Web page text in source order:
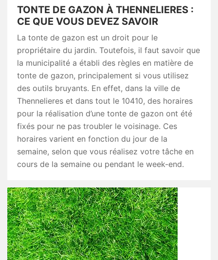
TONTE DE GAZON À THENNELIERES :
CE QUE VOUS DEVEZ SAVOIR
La tonte de gazon est un droit pour le
propriétaire du jardin. Toutefois, il faut savoir que
la municipalité a établi des règles en matière de
tonte de gazon, principalement si vous utilisez
des outils bruyants. En effet, dans la ville de
Thennelieres et dans tout le 10410, des horaires
pour la réalisation d’une tonte de gazon ont été
fixés pour ne pas troubler le voisinage. Ces
horaires varient en fonction du jour de la
semaine, selon que vous réalisez votre tâche en
cours de la semaine ou pendant le week-end.